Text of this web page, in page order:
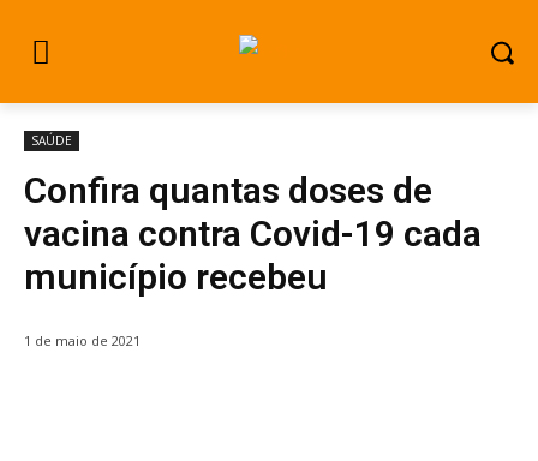
SAÚDE
Confira quantas doses de
vacina contra Covid-19 cada
município recebeu
1 de maio de 2021